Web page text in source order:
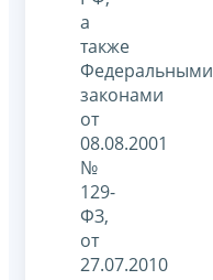
а
также
Федеральными
законами
от
08.08.2001
№
129-
ФЗ,
от
27.07.2010